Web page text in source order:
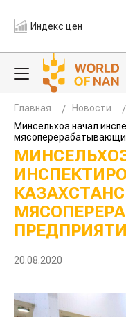
Индекс цен
Главная
Новости
Минсельхоз начал
20.08.2020